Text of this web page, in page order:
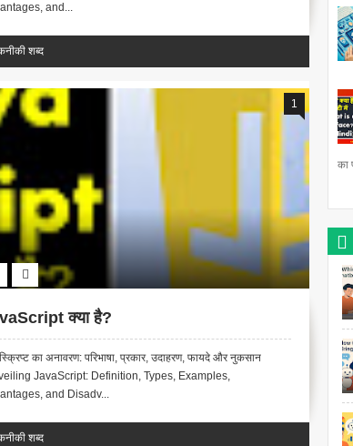
and...
शब्द
1
क्या है?
का अनावरण: परिभाषा, प्रकार, उदाहरण, फायदे और नुकसान
JavaScript: Definition, Types, Examples,
and Disadv...
शब्द
का